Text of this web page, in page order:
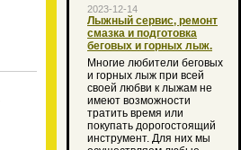
2023-12-14
Лыжный сервис, ремонт
смазка и подготовка
беговых и горных лыж.
Многие любители беговых
и горных лыж при всей
своей любви к лыжам не
имеют возможности
тратить время или
покупать дорогостоящий
инструмент. Для них мы